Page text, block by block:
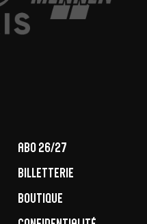
ABO 26/27
Billetterie
Boutique